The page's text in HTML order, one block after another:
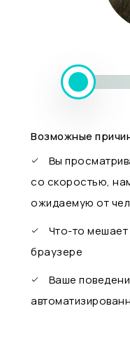
Возможные
Вы
со скоростью,
ожидаемую от
Что-то
браузере
Ваше